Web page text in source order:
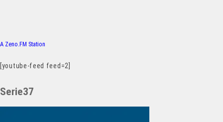
A Zeno.FM Station
[youtube-feed feed=2]
Serie37